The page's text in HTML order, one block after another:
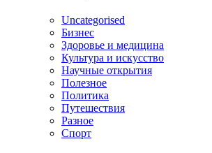
Uncategorised
Бизнес
Здоровье и медицина
Культура и искусство
Научные открытия
Полезное
Политика
Путешествия
Разное
Спорт